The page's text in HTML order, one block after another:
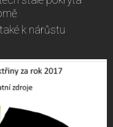
k nárůstu